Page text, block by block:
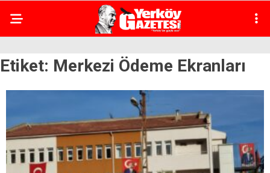
Etiket: Merkezi Ödeme Ekranları